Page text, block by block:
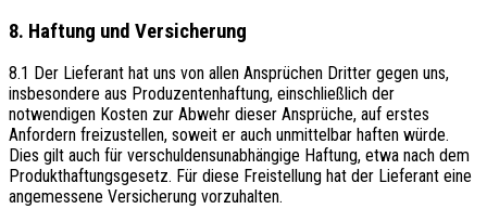
8. Haftung und Versicherung
8.1 Der Lieferant hat uns von allen Ansprüchen Dritter gegen uns,
insbesondere aus Produzentenhaftung, einschließlich der
notwendigen Kosten zur Abwehr dieser Ansprüche, auf erstes
Anfordern freizustellen, soweit er auch unmittelbar haften würde.
Dies gilt auch für verschuldensunabhängige Haftung, etwa nach dem
Produkthaftungsgesetz. Für diese Freistellung hat der Lieferant eine
angemessene Versicherung vorzuhalten.